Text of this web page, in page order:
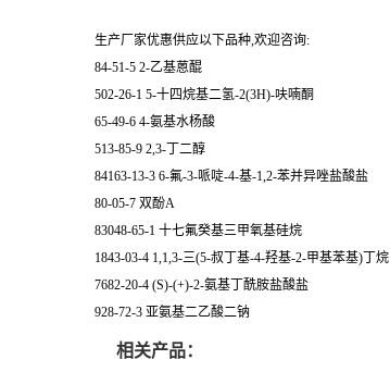
生产厂家优惠供应以下品种,欢迎咨询:
84-51-5 2-乙基蒽醌
502-26-1 5-十四烷基二氢-2(3H)-呋喃酮
65-49-6 4-氨基水杨酸
513-85-9 2,3-丁二醇
84163-13-3 6-氟-3-哌啶-4-基-1,2-苯并异唑盐酸盐
80-05-7 双酚A
83048-65-1 十七氟癸基三甲氧基硅烷
1843-03-4 1,1,3-三(5-叔丁基-4-羟基-2-甲基苯基)丁烷
7682-20-4 (S)-(+)-2-氨基丁酰胺盐酸盐
928-72-3 亚氨基二乙酸二钠
相关产品：